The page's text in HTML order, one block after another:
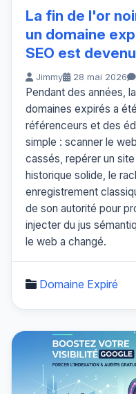
La fin de l'or
un domaine
SEO est
Jimmy 28 mai 2026
Pendant des années,
domaines expirés a
référenceurs et des
simple : scanner le
cassés, repérer un site
historique solide, le
enregistrement
de son autorité pour
injecter du jus
le web a changé.
Domaine Expiré